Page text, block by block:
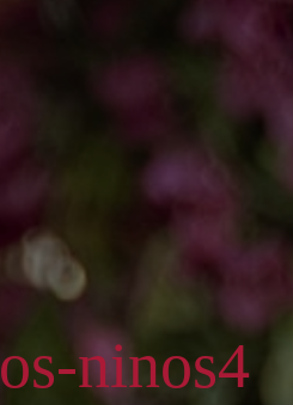
ninos4